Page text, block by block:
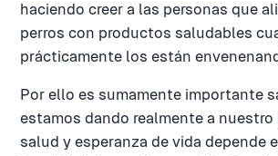
haciendo creer a las personas que
perros con productos saludables
prácticamente los están
Por ello es sumamente importante
estamos dando realmente a nuestro
salud y esperanza de vida depende